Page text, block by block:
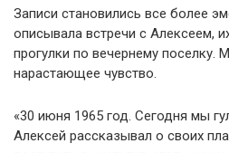
Записи становились все более
описывала встречи с Алексеем,
прогулки по вечернему поселку.
нарастающее чувство.
«30 июня 1965 год. Сегодня мы
Алексей рассказывал о своих